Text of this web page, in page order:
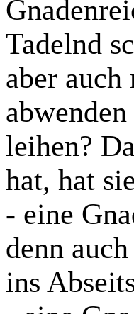
Tadelnd
aber auch
leihen?
hat, hat
- eine
denn auch
ins